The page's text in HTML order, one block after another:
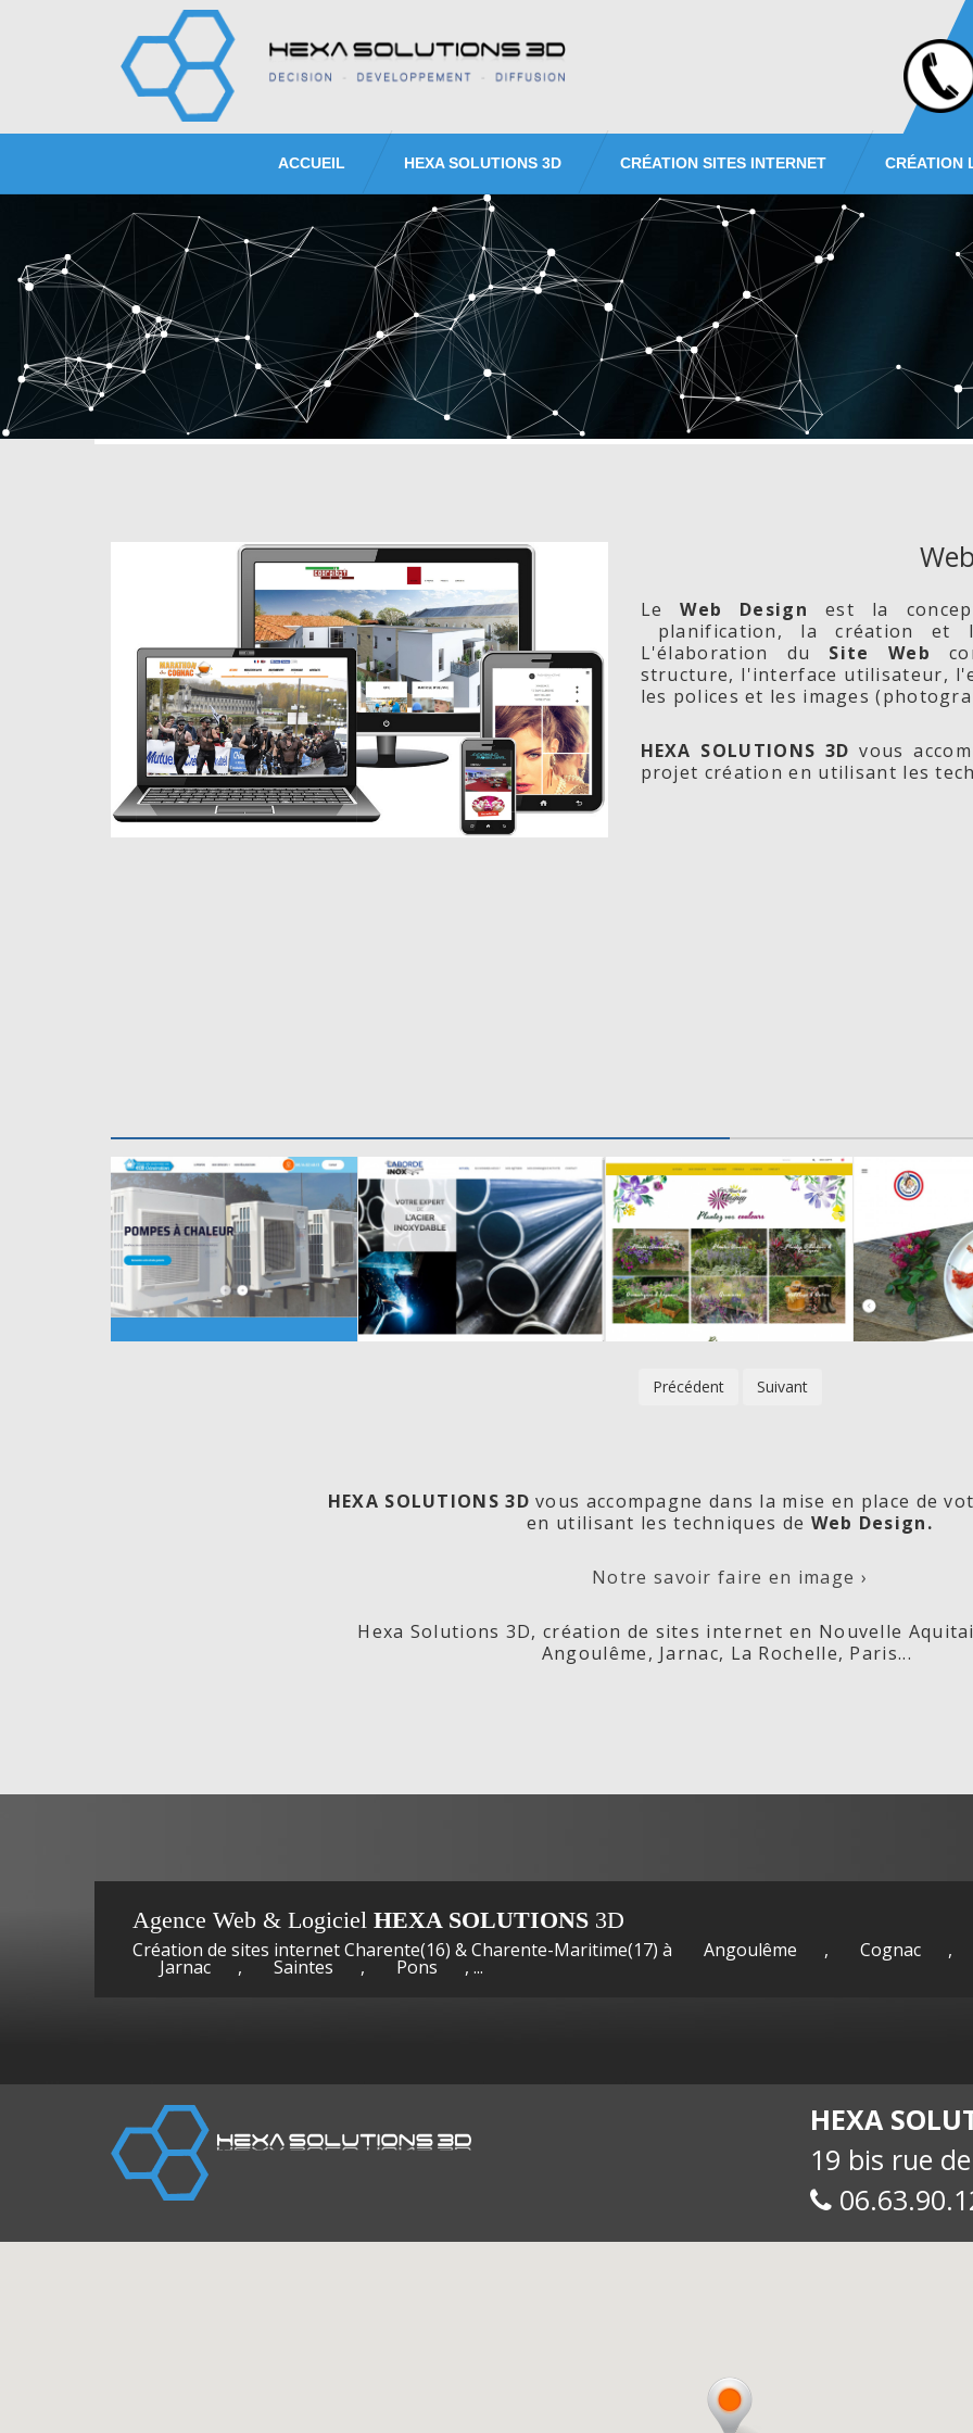
ACCUEIL HEXA SOLUTIONS 3D CRÉATION SITES INTERNET CRÉATION
LeWeb Design est la
planification, la création
L'élaboration du Site Web
structure, l'interface utilisateur,
les polices et les images
HEXA SOLUTIONS 3D vous
projet création en utilisant les
Cognac
Inox,
Gensac-
Les
Fleurs de
Maguy -
E-
Précédent Suivant
HEXA SOLUTIONS 3D vous accompagne dans la mise en place de
en utilisant les techniques de Web Design.
Notre savoir faire en image ›
Hexa Solutions 3D, création de sites internet en Nouvelle
Angoulême, Jarnac, La Rochelle, Paris...
Agence Web & Logiciel HEXA SOLUTIONS 3D
Création de sites internet Charente(16) & Charente-Maritime(17) à Angoulême , Cognac ,
Jarnac , Saintes , Pons , ...
HEXA
19 bis rue